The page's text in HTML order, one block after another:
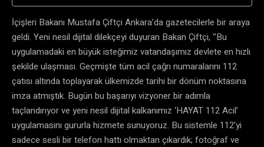
İçişleri Bakanı Mustafa Çiftçi Ankara’da gazetecilerle bir araya
geldi. Yeni nesil dijital dilekçeyi duyuran Bakan Çiftçi, ‘’Bu
uygulamadaki en büyük isteğimiz vatandaşımız devlete en hızlı
şekilde ulaşması. Geçmişte tüm acil çağrı numaralarını 112
çatısı altında toplayarak ülkemizde tarihi bir dönüm noktasına
imza atmıştık. Bugün bu başarıyı vizyoner bir adımla
taçlandırıyor ve yeni nesil dijital kalkanımız ‘HAYAT 112 Acil’
uygulamasını gururla hizmete sunuyoruz. Bu sistemle 112’yi
sadece sesli bir telefon hattı olmaktan çıkardık; fotoğraf ve